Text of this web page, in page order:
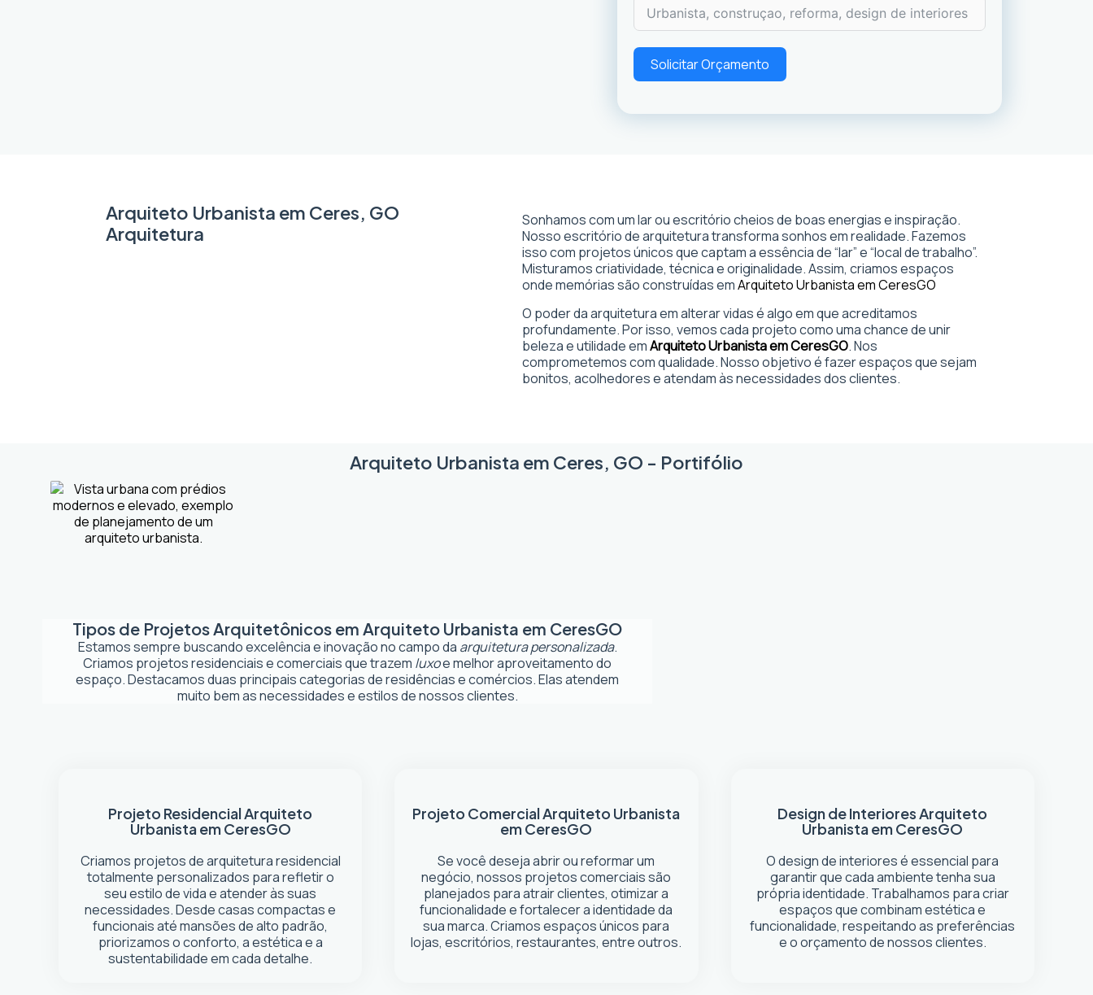
Solicitar Orçamento
Arquiteto Urbanista em Ceres, GO
Arquitetura
Sonhamos com um lar ou escritório cheios de boas energias e inspiração.
Nosso escritório de arquitetura transforma sonhos em realidade. Fazemos
isso com projetos únicos que captam a essência de “lar” e “local de trabalho”.
Misturamos criatividade, técnica e originalidade. Assim, criamos espaços
onde memórias são construídas emArquiteto Urbanista em CeresGO
O poder da arquitetura em alterar vidas é algo em que acreditamos
profundamente. Por isso, vemos cada projeto como uma chance de unir
beleza e utilidade emArquiteto Urbanista em CeresGO. Nos
comprometemos com qualidade. Nosso objetivo é fazer espaços que sejam
bonitos, acolhedores e atendam às necessidades dos clientes.
Arquiteto Urbanista em Ceres, GO - Portifólio
Tipos de Projetos Arquitetônicos em Arquiteto Urbanista em CeresGO
Estamos sempre buscando excelência e inovação no campo da arquitetura personalizada.
Criamos projetos residenciais e comerciais que trazem luxoe melhor aproveitamento do
espaço. Destacamos duas principais categorias de residências e comércios. Elas atendem
muito bem as necessidades e estilos de nossos clientes.
Projeto ResidencialArquiteto
Urbanista em CeresGO
Criamos projetos de arquitetura residencial
totalmente personalizados para refletir o
seu estilo de vida e atender às suas
necessidades. Desde casas compactas e
funcionais até mansões de alto padrão,
priorizamos o conforto, a estética e a
sustentabilidade em cada detalhe.
Projeto ComercialArquiteto Urbanista
em CeresGO
Se você deseja abrir ou reformar um
negócio, nossos projetos comerciais são
planejados para atrair clientes, otimizar a
funcionalidade e fortalecer a identidade da
sua marca. Criamos espaços únicos para
lojas, escritórios, restaurantes, entre outros.
Design de InterioresArquiteto
Urbanista em CeresGO
O design de interiores é essencial para
garantir que cada ambiente tenha sua
própria identidade. Trabalhamos para criar
espaços que combinam estética e
funcionalidade, respeitando as preferências
e o orçamento de nossos clientes.